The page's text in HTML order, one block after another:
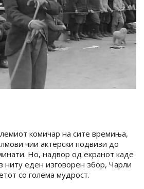
комичар на сите времиња,
чии актерски подвизи до
Но, надвор од екранот каде
еден изговорен збор, Чарли
со голема мудрост.